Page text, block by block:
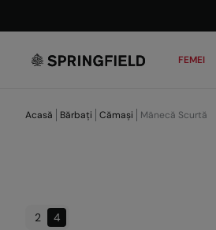
FEMEI
Acasă Bărbați Cămași Mânecă Scurtă
2 4